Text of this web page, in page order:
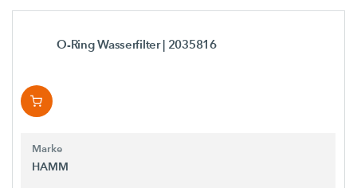
O-Ring Wasserfilter| 2035816
Marke
HAMM